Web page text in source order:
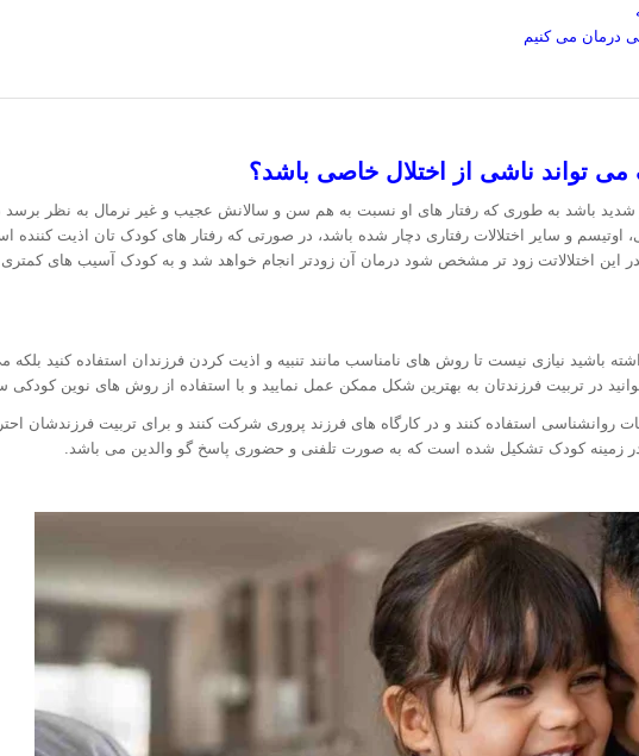
درمان می کنیم
تواند ناشی از اختلال خاصی باشد؟
باشد به طوری که رفتار های او نسبت به هم سن و سالانش عجیب و غیر نرمال به نظر برسد در
اوتیسم و سایر اختلالات رفتاری دچار شده باشد، در صورتی که رفتار های کودک تان اذیت
این اختلالاتت زود تر مشخص شود درمان آن زودتر انجام خواهد شد و به کودک آسیب های
نیازی نیست تا روش های نامناسب مانند تنبیه و اذیت کردن فرزندان استفاده کنید بلکه
در تربیت فرزندتان به بهترین شکل ممکن عمل نمایید و با استفاده از روش های نوین کودکی
روانشناسی استفاده کنند و در کارگاه های فرزند پروری شرکت کنند و برای تربیت
در زمینه کودک تشکیل شده است که به صورت تلفنی و حضوری پاسخ گو والدین می باشد.